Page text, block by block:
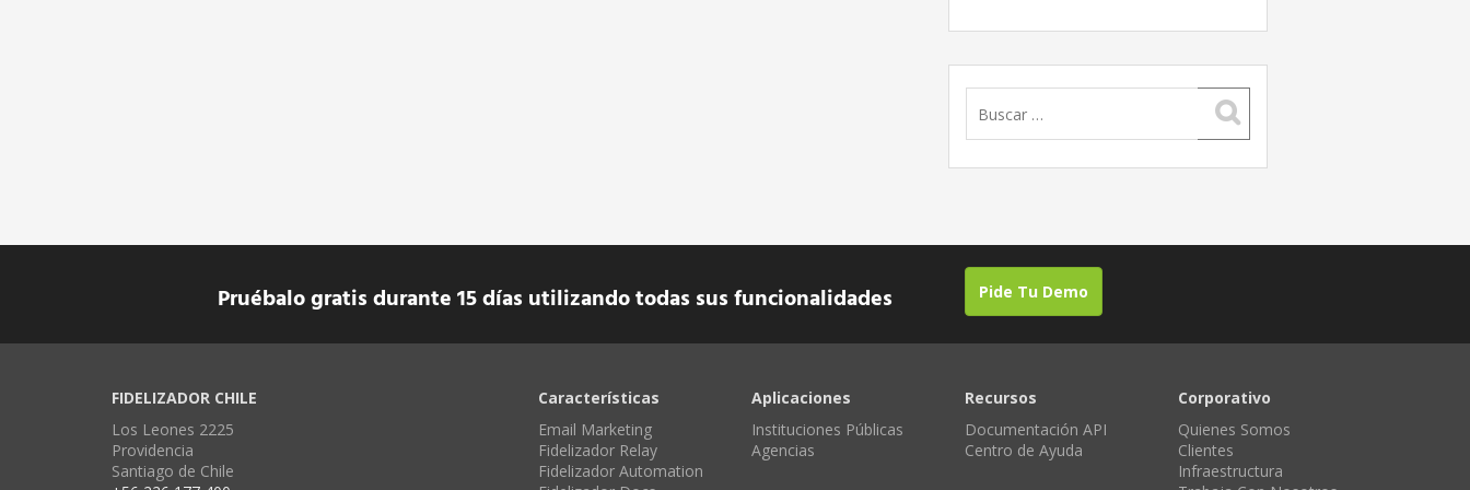
Pruébalo gratis durante 15 días utilizando todas sus funcionalidades Pide Tu Demo
FIDELIZADOR CHILE
Los Leones 2225
Providencia
Santiago de Chile
Características
Email Marketing
Fidelizador Relay
Fidelizador Automation
Aplicaciones
Instituciones Públicas
Agencias
Recursos
Documentación API
Centro de Ayuda
Corporativo
Quienes Somos
Clientes
Infraestructura